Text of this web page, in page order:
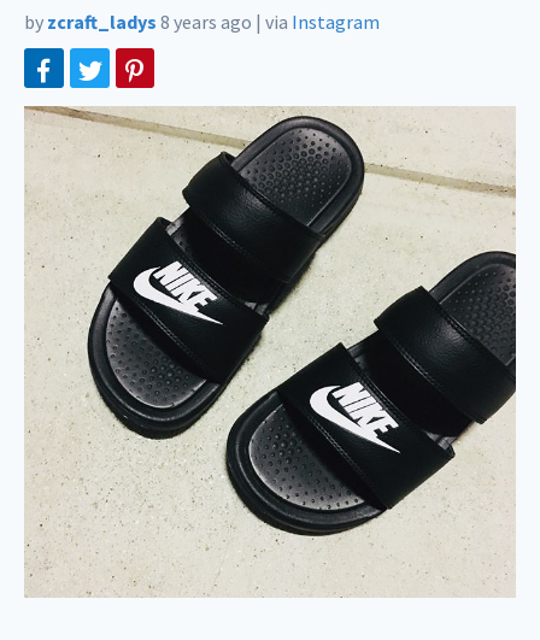
by zcraft_ladys 8 years ago | via Instagram